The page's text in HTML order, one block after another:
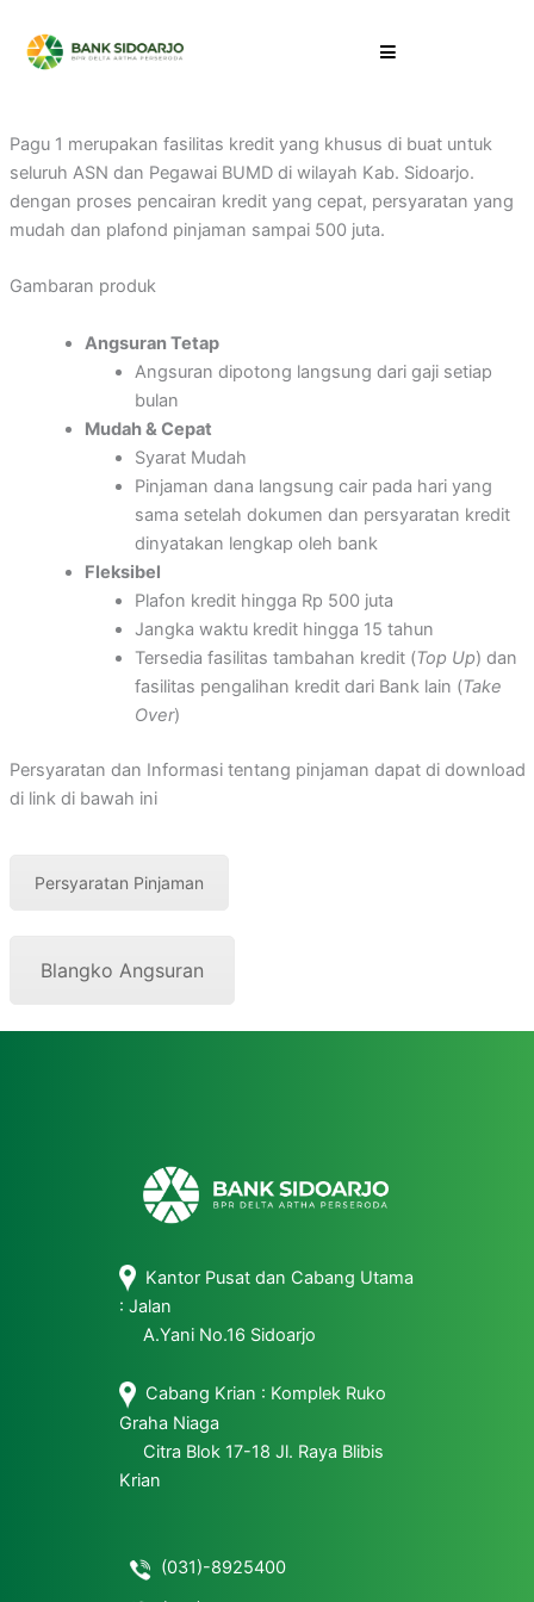
Pagu 1 merupakan fasilitas kredit yang khusus di buat untuk
seluruh ASN dan Pegawai BUMD di wilayah Kab. Sidoarjo.
dengan proses pencairan kredit yang cepat, persyaratan yang
mudah dan plafond pinjaman sampai 500 juta.
Gambaran produk
Angsuran Tetap
Angsuran dipotong langsung dari gaji setiap
bulan
Mudah & Cepat
Syarat Mudah
Pinjaman dana langsung cair pada hari yang
sama setelah dokumen dan persyaratan kredit
dinyatakan lengkap oleh bank
Fleksibel
Plafon kredit hingga Rp 500 juta
Jangka waktu kredit hingga 15 tahun
Tersedia fasilitas tambahan kredit (Top Up) dan
fasilitas pengalihan kredit dari Bank lain (Take
Over)
Persyaratan dan Informasi tentang pinjaman dapat di download
di link di bawah ini
Persyaratan Pinjaman
Blangko Angsuran
Kantor Pusat dan Cabang Utama
: Jalan
A.Yani No.16 Sidoarjo
Cabang Krian : Komplek Ruko
Graha Niaga
Citra Blok 17-18 Jl. Raya Blibis
Krian
(031)-8925400